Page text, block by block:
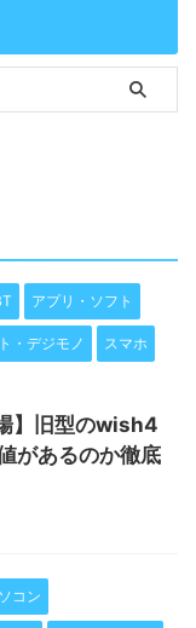
アプリ・ソフト
・デジモノ スマホ
】旧型のwish4
があるのか徹底
コン